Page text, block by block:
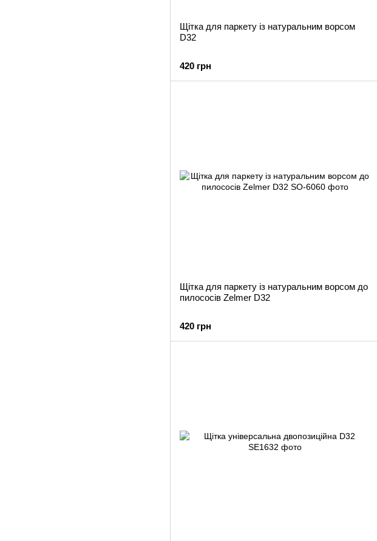
Щітка для паркету із натуральним ворсом
D32
420 грн
Щітка для паркету із натуральним ворсом до
пилососів Zelmer D32
420 грн